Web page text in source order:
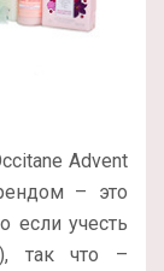
Advent
– это
если учесть
так что –